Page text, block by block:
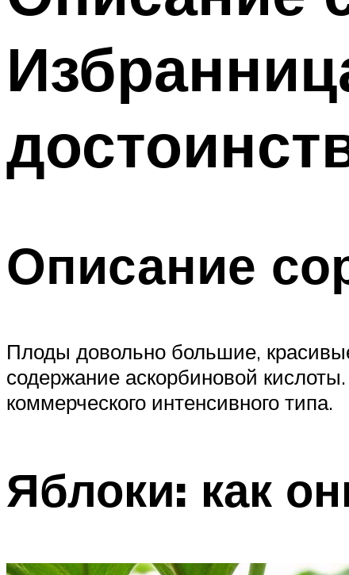
Описание
Плоды довольно большие,
содержание аскорбиновой
коммерческого интенсивного типа.
Яблоки: как